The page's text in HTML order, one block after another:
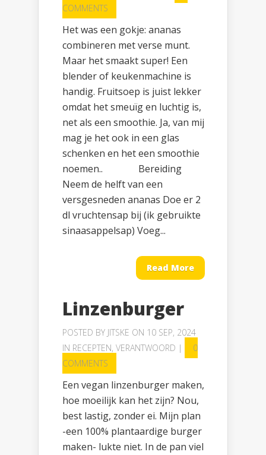
COMMENTS
Het was een gokje: ananas
combineren met verse munt.
Maar het smaakt super! Een
blender of keukenmachine is
handig. Fruitsoep is juist lekker
omdat het smeuïg en luchtig is,
net als een smoothie. Ja, van mij
mag je het ook in een glas
schenken en het een smoothie
noemen.. Bereiding
Neem de helft van een
versgesneden ananas Doe er 2
dl vruchtensap bij (ik gebruikte
sinaasappelsap) Voeg...
Read More
Linzenburger
POSTED BY JITSKE ON 10 SEP, 2024
IN RECEPTEN, VERANTWOORD |
0
COMMENTS
Een vegan linzenburger maken,
hoe moeilijk kan het zijn? Nou,
best lastig, zonder ei. Mijn plan
-een 100% plantaardige burger
maken- lukte niet. In de pan viel